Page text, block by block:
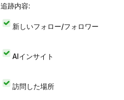
追跡内容:
新しいフォロー/フォロワー
AIインサイト
訪問した場所